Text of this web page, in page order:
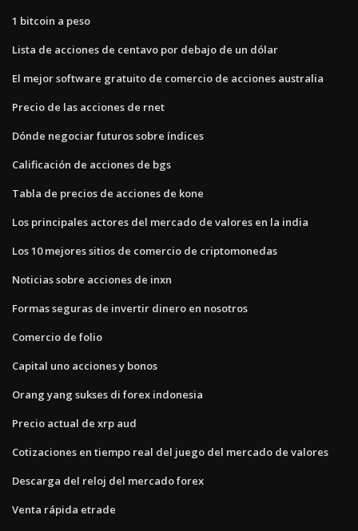
1 bitcoin a peso
Lista de acciones de centavo por debajo de un dólar
El mejor software gratuito de comercio de acciones australia
Precio de las acciones de rnet
Dónde negociar futuros sobre índices
Calificación de acciones de bgs
Tabla de precios de acciones de kone
Los principales actores del mercado de valores en la india
Los 10 mejores sitios de comercio de criptomonedas
Noticias sobre acciones de inxn
Formas seguras de invertir dinero en nosotros
Comercio de folio
Capital uno acciones y bonos
Orang yang sukses di forex indonesia
Precio actual de xrp aud
Cotizaciones en tiempo real del juego del mercado de valores
Descarga del reloj del mercado forex
Venta rápida etrade